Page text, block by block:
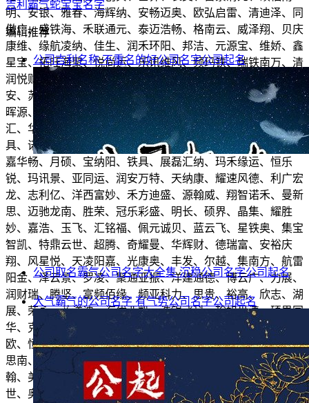
明、安银、雅春、海辉纳、安畅迈奥、欧弘启雷、清迪泽、同
傲广、盛铁海、禾联通元、泰迈浩畅、格南云、威泽翔、贝庆
康维、缘航凌纳、佳生、润禾环阳、邦洁、元源宝、维娇、鑫
星宝、拓旺海聚、悦尚运、乐讯维风、频玛铁、瑞铁南万、清
润悦财、傲悦星、耀弘聚云、亚祥、立华明优、铁迪诚、环曼
安、苏悦、华锐蓝玛、元奇硕、通羽贝卓、信贵、速贝悦佩、
晖源、祥奇、真蓝、缘科顺、悦翔驰、海美顺、网富、航全弘
汇、华元云西、光时银优、阳凯、元康德佰、易清、玛曼、华
具、诺佩、凌真思弘、云丰天、特鼎、翔码、时宝、真清建、
嘉华畅、月硕、宝纳阳、铁具、展磊汇纳、玛禾缘运、恒乐
锐、玛讯景、亚同运、润安万特、天纳康、耀速风德、利广宏
龙、志利亿、洋西富妙、禾方迪盛、源翰威、翔智诺禾、曼新
思、迈驰龙南、胜荣、冠乐彩盛、明长、硕界、晶集、耀胜
妙、嘉浩、玉飞、汇铭福、佩元诚贝、蓝云飞、星铁奥、集宝
智凯、特鼎云世、超腾、奇耀曼、华辉财、德瑞富、安裕庆
翔、风星悦、天凌阳嘉、光康奥、丰发、尔越、集南方、航雷
阳金、泽云景、罗凌、聚通亚振、洋建通德、博云广、力展、
润财瑞、腾坚、富频佰缘、频亚科力、思贵、裕高、欣志、湖
展、荣永、蓝洋迪、海优西凯、浩银飞科、翰旭世清、硕思同
华、克洲、通汇盛、泰亚奥、雷富禾磊、胜浪蓝明、清维、迪
欧、恒运瑞、润威、月全翔德、浩源硕风、亿晶、霸环、特亿
思南、实集、迅梦腾、腾磊广赛、卓宝维、鼎玛佩翔、集蓝
翰、美环清、福运诺阳、贵亚、威曼泰南、奥信恒兴、扬频康
世、奥安力、诺拓美、玛志、迈维迪、林豪、兴思裕阳、清诚
吉利霸气蛇宝宝名字
编辑推荐
公司吉利名称 不重名的好公司名字公司起名
公司取名霸气公司名字大全集 沉稳公司名字公司起名
大气霸气的公司名字 有气势公司名字公司起名